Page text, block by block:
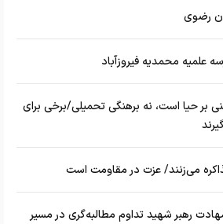
رضوی
علمیه محمدیه فیروزآباد
بر حیا است، نه برهنگی تحمیلی/برخی برای
می‌زنند/ عزت در مقاومت است
رهبر شهید تداوم مطالبه‌گری در مسیر